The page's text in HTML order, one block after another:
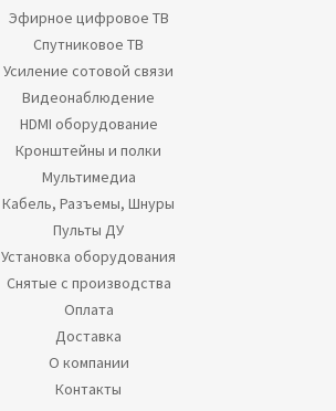
Эфирное цифровое ТВ
Спутниковое ТВ
Усиление сотовой связи
Видеонаблюдение
HDMI оборудование
Кронштейны и полки
Мультимедиа
Кабель, Разъемы, Шнуры
Пульты ДУ
Установка оборудования
Снятые с производства
Оплата
Доставка
О компании
Контакты